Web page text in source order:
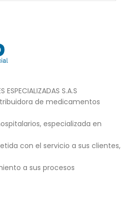
ESPECIALIZADAS S.A.S
de medicamentos
especializada en
con el servicio a sus clientes,
a sus procesos